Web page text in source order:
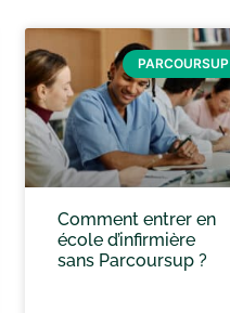
PARCOURSUP
Comment entrer en
école d’infirmière
sans Parcoursup ?